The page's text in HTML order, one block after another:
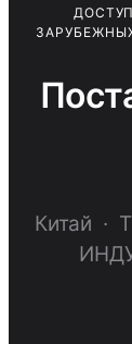
Китай ·